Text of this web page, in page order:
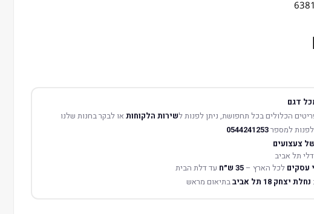
דגם
הכלולים בכל תחפושת, ניתן לפנות לשירות הלקוחותאו לבקר בחנות שלנו
למספר0544241253
צעצועים
לכל הארץ –35 ש״ח עד דלת הבית
נחלת יצחק 18 תל אביב בתיאום מראש